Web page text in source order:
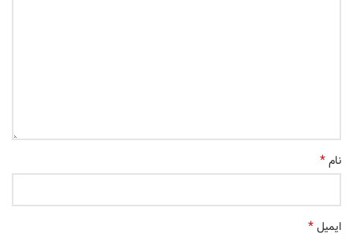
نام*
ایمیل*